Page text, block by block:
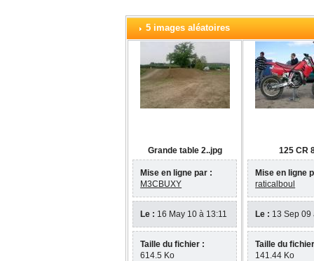
5 images aléatoires
Grande table 2..jpg
Mise en ligne par :
M3CBUXY
Le : 16 May 10 à 13:11
Taille du fichier :
614.5 Ko
125 CR
Mise en ligne
raticalboul
Le : 13 Sep 09
Taille du
141.44 Ko